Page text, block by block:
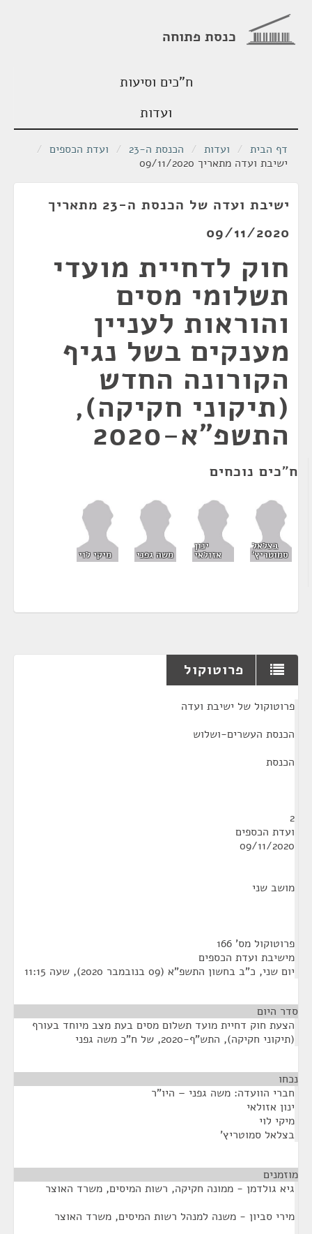
כנסת פתוחה
ח"כים וסיעות
ועדות
דף הבית / ועדות / הכנסת ה-23 / ועדת הכספים /
ישיבת ועדה מתאריך 09/11/2020
ישיבת ועדה של הכנסת ה-23 מתאריך
09/11/2020
חוק לדחיית מועדי
תשלומי מסים
והוראות לעניין
מענקים בשל נגיף
הקורונה החדש
(תיקוני חקיקה),
התשפ"א-2020
ח"כים נוכחים
בצלאל
סמוטריץ'
ינון
אזולאי משה גפני מיקי לוי
פרוטוקול
פרוטוקול של ישיבת ועדה
הכנסת העשרים-ושלוש
הכנסת
2
ועדת הכספים
09/11/2020
מושב שני
פרוטוקול מס' 166
מישיבת ועדת הכספים
יום שני, כ"ב בחשון התשפ"א (09 בנובמבר 2020), שעה 11:15
סדר היום
הצעת חוק דחיית מועד תשלום מסים בעת מצב מיוחד בעורף
(תיקוני חקיקה), התש"ף-2020, של ח"כ משה גפני
נכחו
חברי הוועדה: משה גפני – היו"ר
ינון אזולאי
מיקי לוי
בצלאל סמוטריץ'
מוזמנים
גיא גולדמן - ממונה חקיקה, רשות המיסים, משרד האוצר
מירי סביון - משנה למנהל רשות המיסים, משרד האוצר